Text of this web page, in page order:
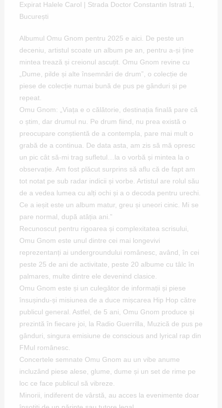
Expirat Halele Carol | Strada Doctor Constantin Istrati 1,
București
Albumul Omu Gnom pentru 2025 e aici. De peste un
deceniu, artistul scoate un album pe an, pentru a-și ține
mintea trează și creionul ascuțit. Omu Gnom revine cu
„Dume, pilde și alte însemnări de drum”, o colecție de
piese de colecție numai bună de pus pe gânduri și pe
repeat.
Omu Gnom: „Viața e o călătorie, destinația finală pare că
o știm, dar drumul nu. Pe drum fiind, nu prea există o
preocupare conștientă de a contempla, pare mai mult o
grabă de a continua. De data asta, am zis să mă opresc
un pic cât să-mi trag sufletul…la o vorbă și mintea la o
observație. Am fost plăcut surprins să aflu că de fapt am
tot notat pe sub radar indicii și vorbe. Artistul are rolul său
de a vedea lumea cu alți ochi și a o decoda pentru urechi.
Ce a ieșit este un album matur, greu și uneori cinic. Mi se
pare normal, după atâția ani.”
Recunoscut pentru rigoarea și complexitatea scrisului,
Omu Gnom este unul dintre cei mai longevivi
reprezentanți ai undergroundului românesc, având, în cei
peste 25 de ani de activitate, peste 20 albume cu tâlc în
palmares, multe dintre ele devenind clasice.
Omu Gnom este și un culegător de informații și piese
însușindu-și misiunea de a duce mișcarea Hip Hop către
publicul general. Astfel, de 5 ani, Omu Gnom produce și
prezintă în fiecare joi, la Radio Guerrilla, Muzică de pus pe
gânduri, singura emisiune de conscious and lyrical rap din
FMul românesc.
Concertele semnate Omu Gnom au un vibe anume
incluzând piese alese, glume, dume și un set de rime pe
loc ce face publicul să vibreze.
Minorii, indiferent de vârstă, au acces la evenimente doar